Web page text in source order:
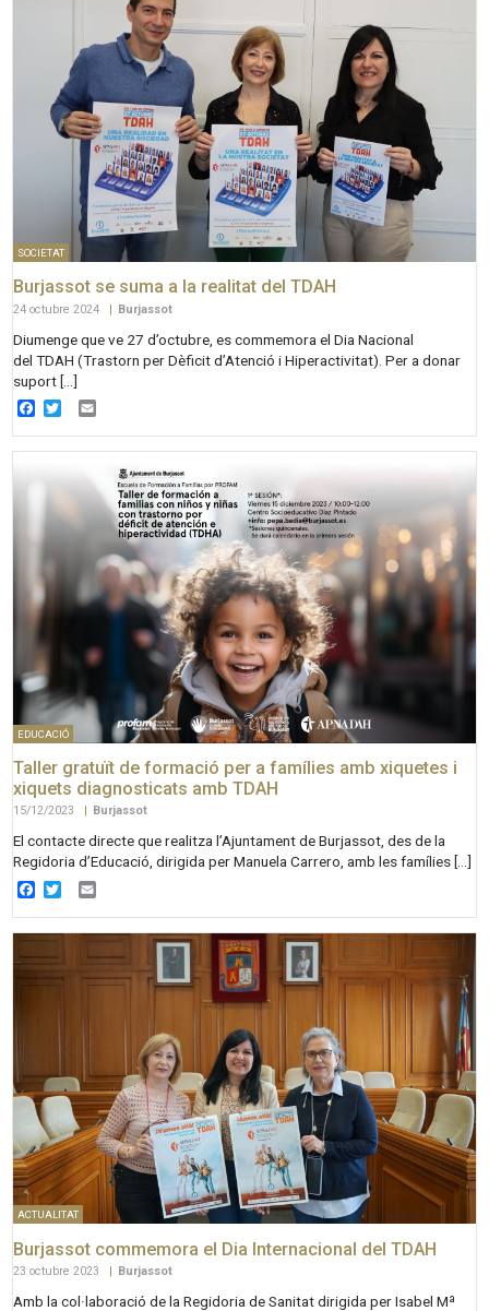
SOCIETAT
Burjassot se suma a la realitat del TDAH
24 octubre 2024 | Burjassot
Diumenge que ve 27 d’octubre, es commemora el Dia Nacional
del TDAH (Trastorn per Dèficit d’Atenció i Hiperactivitat). Per a donar
suport […]
Facebook
Twitter
EDUCACIÓ
Taller gratuït de formació per a famílies amb xiquetes i
xiquets diagnosticats amb TDAH
15/12/2023 Burjassot
El contacte directe que realitza l’Ajuntament de Burjassot, des de la
Regidoria d’Educació, dirigida per Manuela Carrero, amb les famílies […]
Facebook
Twitter
ACTUALITAT
Burjassot commemora el Dia Internacional del TDAH
23 octubre 2023 | Burjassot
Amb la col·laboració de la Regidoria de Sanitat dirigida per Isabel Mª